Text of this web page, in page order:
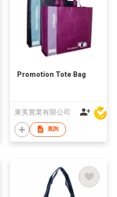
Promotion Tote Bag
東美實業有限公司
查詢